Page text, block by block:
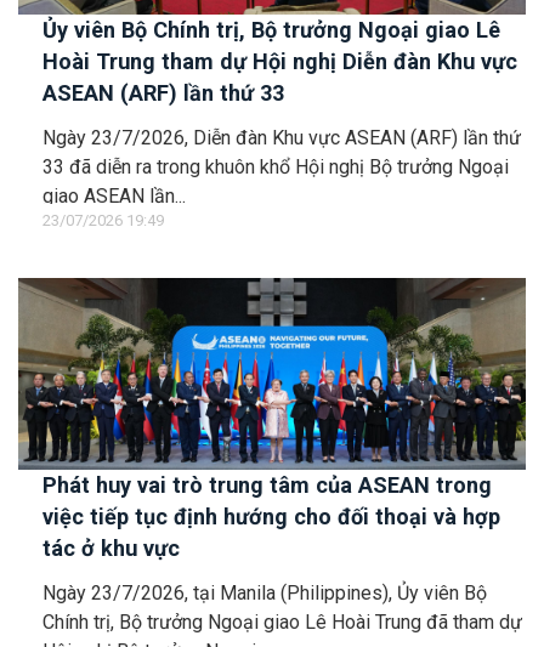
Ủy viên Bộ Chính trị, Bộ trưởng Ngoại giao Lê
Hoài Trung tham dự Hội nghị Diễn đàn Khu vực
ASEAN (ARF) lần thứ 33
Ngày 23/7/2026, Diễn đàn Khu vực ASEAN (ARF) lần thứ
33 đã diễn ra trong khuôn khổ Hội nghị Bộ trưởng Ngoại
giao ASEAN lần...
23/07/2026 19:49
Phát huy vai trò trung tâm của ASEAN trong
việc tiếp tục định hướng cho đối thoại và hợp
tác ở khu vực
Ngày 23/7/2026, tại Manila (Philippines), Ủy viên Bộ
Chính trị, Bộ trưởng Ngoại giao Lê Hoài Trung đã tham dự